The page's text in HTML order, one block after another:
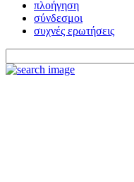
πλοήγηση
σύνδεσμοι
συχνές ερωτήσεις